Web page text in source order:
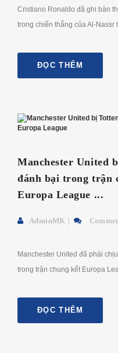
Cristiano Ronaldo đã ghi bàn
trong chiến thắng của Al-
ĐỌC THÊM
Manchester United
đánh bại trong trận
Europa League ...
AdminMK
Manchester United đã phải
trong trận chung kết Europa
ĐỌC THÊM